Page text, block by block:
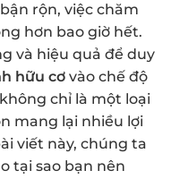
rộn, việc chăm
hơn bao giờ hết.
và hiệu quả để duy
hữu cơ vào chế độ
chỉ là một loại
mang lại nhiều lợi
viết này, chúng ta
tại sao bạn nên